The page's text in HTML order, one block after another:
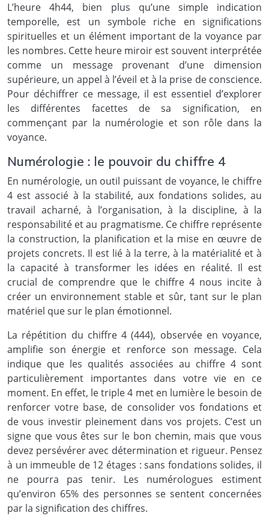
L’heure 4h44, bien plus qu’une simple indication
temporelle, est un symbole riche en significations
spirituelles et un élément important de la voyance par
les nombres. Cette heure miroir est souvent interprétée
comme un message provenant d’une dimension
supérieure, un appel à l’éveil et à la prise de conscience.
Pour déchiffrer ce message, il est essentiel d’explorer
les différentes facettes de sa signification, en
commençant par la numérologie et son rôle dans la
voyance.
Numérologie : le pouvoir du chiffre 4
En numérologie, un outil puissant de voyance, le chiffre
4 est associé à la stabilité, aux fondations solides, au
travail acharné, à l’organisation, à la discipline, à la
responsabilité et au pragmatisme. Ce chiffre représente
la construction, la planification et la mise en œuvre de
projets concrets. Il est lié à la terre, à la matérialité et à
la capacité à transformer les idées en réalité. Il est
crucial de comprendre que le chiffre 4 nous incite à
créer un environnement stable et sûr, tant sur le plan
matériel que sur le plan émotionnel.
La répétition du chiffre 4 (444), observée en voyance,
amplifie son énergie et renforce son message. Cela
indique que les qualités associées au chiffre 4 sont
particulièrement importantes dans votre vie en ce
moment. En effet, le triple 4 met en lumière le besoin de
renforcer votre base, de consolider vos fondations et
de vous investir pleinement dans vos projets. C’est un
signe que vous êtes sur le bon chemin, mais que vous
devez persévérer avec détermination et rigueur. Pensez
à un immeuble de 12 étages : sans fondations solides, il
ne pourra pas tenir. Les numérologues estiment
qu’environ 65% des personnes se sentent concernées
par la signification des chiffres.